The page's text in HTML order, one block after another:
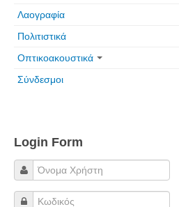
Λαογραφία
Πολιτιστικά
Οπτικοακουστικά
Σύνδεσμοι
Login Form